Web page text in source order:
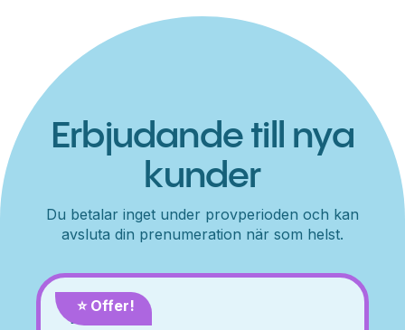
Erbjudande till nya
kunder
Du betalar inget under provperioden och kan
avsluta din prenumeration när som helst.
⭐️ Offer!
Månad